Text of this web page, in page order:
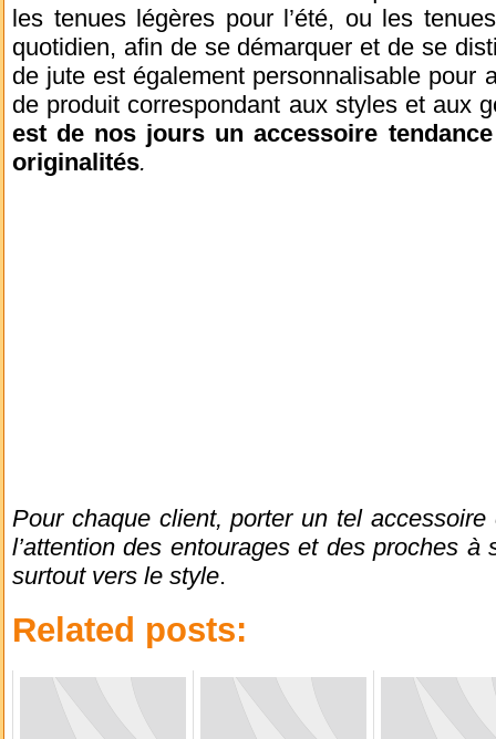
les tenues légères pour l’été, ou les
quotidien, afin de se démarquer et de se
de jute est également personnalisable pour
de produit correspondant aux styles et aux
est de nos jours un accessoire
originalités.
Pour chaque client, porter un tel accessoire
l’attention des entourages et des proches
surtout vers le style.
Related posts: